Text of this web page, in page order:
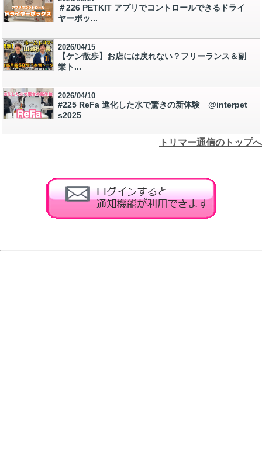
＃226 PETKIT アプリでコントロールできるドライ
ヤーボッ...
2026/04/15
【ケン散歩】お店には戻れない？フリーランス＆副
業ト...
2026/04/10
#225 ReFa 進化した水で驚きの新体験 @interpet
s2025
トリマー通信のトップへ